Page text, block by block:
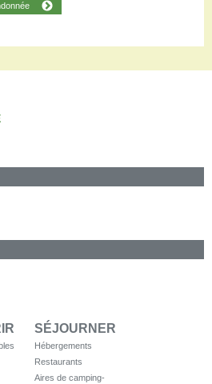
SÉJOURNER
Hébergements
Restaurants
Aires de camping-